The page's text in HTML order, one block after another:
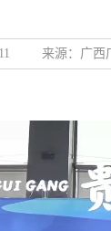
来源： 广西